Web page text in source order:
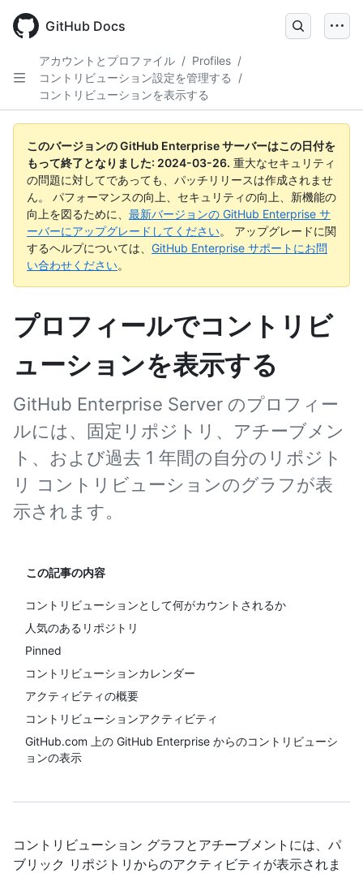
main
GitHub Docs
アカウントとプロファイル / Profiles /
コントリビューション設定を管理する
/
コントリビューションを表示する
このバージョンの GitHub Enterprise サーバーはこの日付を
もって終了となりました: 2024-03-26. 重大なセキュリティ
の問題に対してであっても、パッチリリースは作成されませ
ん。 パフォーマンスの向上、セキュリティの向上、新機能の
向上を図るために、 最新バージョンの GitHub Enterprise サ
ーバーにアップグレードしてください。 アップグレードに関
するヘルプについては、 GitHub Enterprise サポートにお問
い合わせください。
プロフィールでコントリビ
ューションを表示する
GitHub Enterprise Server のプロフィー
ルには、固定リポジトリ、アチーブメン
ト、および過去 1 年間の自分のリポジト
リ コントリビューションのグラフが表
示されます。
この記事の内容
コントリビューションとして何がカウントされるか
人気のあるリポジトリ
Pinned
コントリビューションカレンダー
アクティビティの概要
コントリビューションアクティビティ
GitHub.com 上の GitHub Enterprise からのコントリビューシ
ョンの表示
コントリビューション グラフとアチーブメントには、パ
ブリック リポジトリからのアクティビティが表示されま